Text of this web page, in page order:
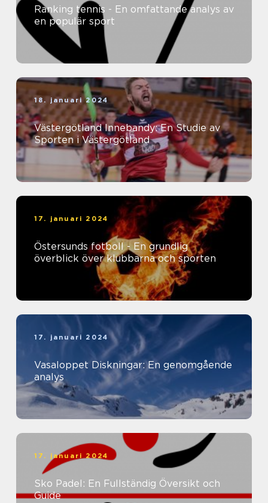
Ranking tennis - En omfattande analys av
en populär sport
18. januari 2024
Västergötland Innebandy: En Studie av
Sporten i Västergötland
17. januari 2024
Östersunds fotboll - En grundlig
överblick över klubbarna och sporten
17. januari 2024
Vasaloppet Diskningar: En genomgående
analys
17. januari 2024
Sko Padel: En Fullständig Översikt och
Guide